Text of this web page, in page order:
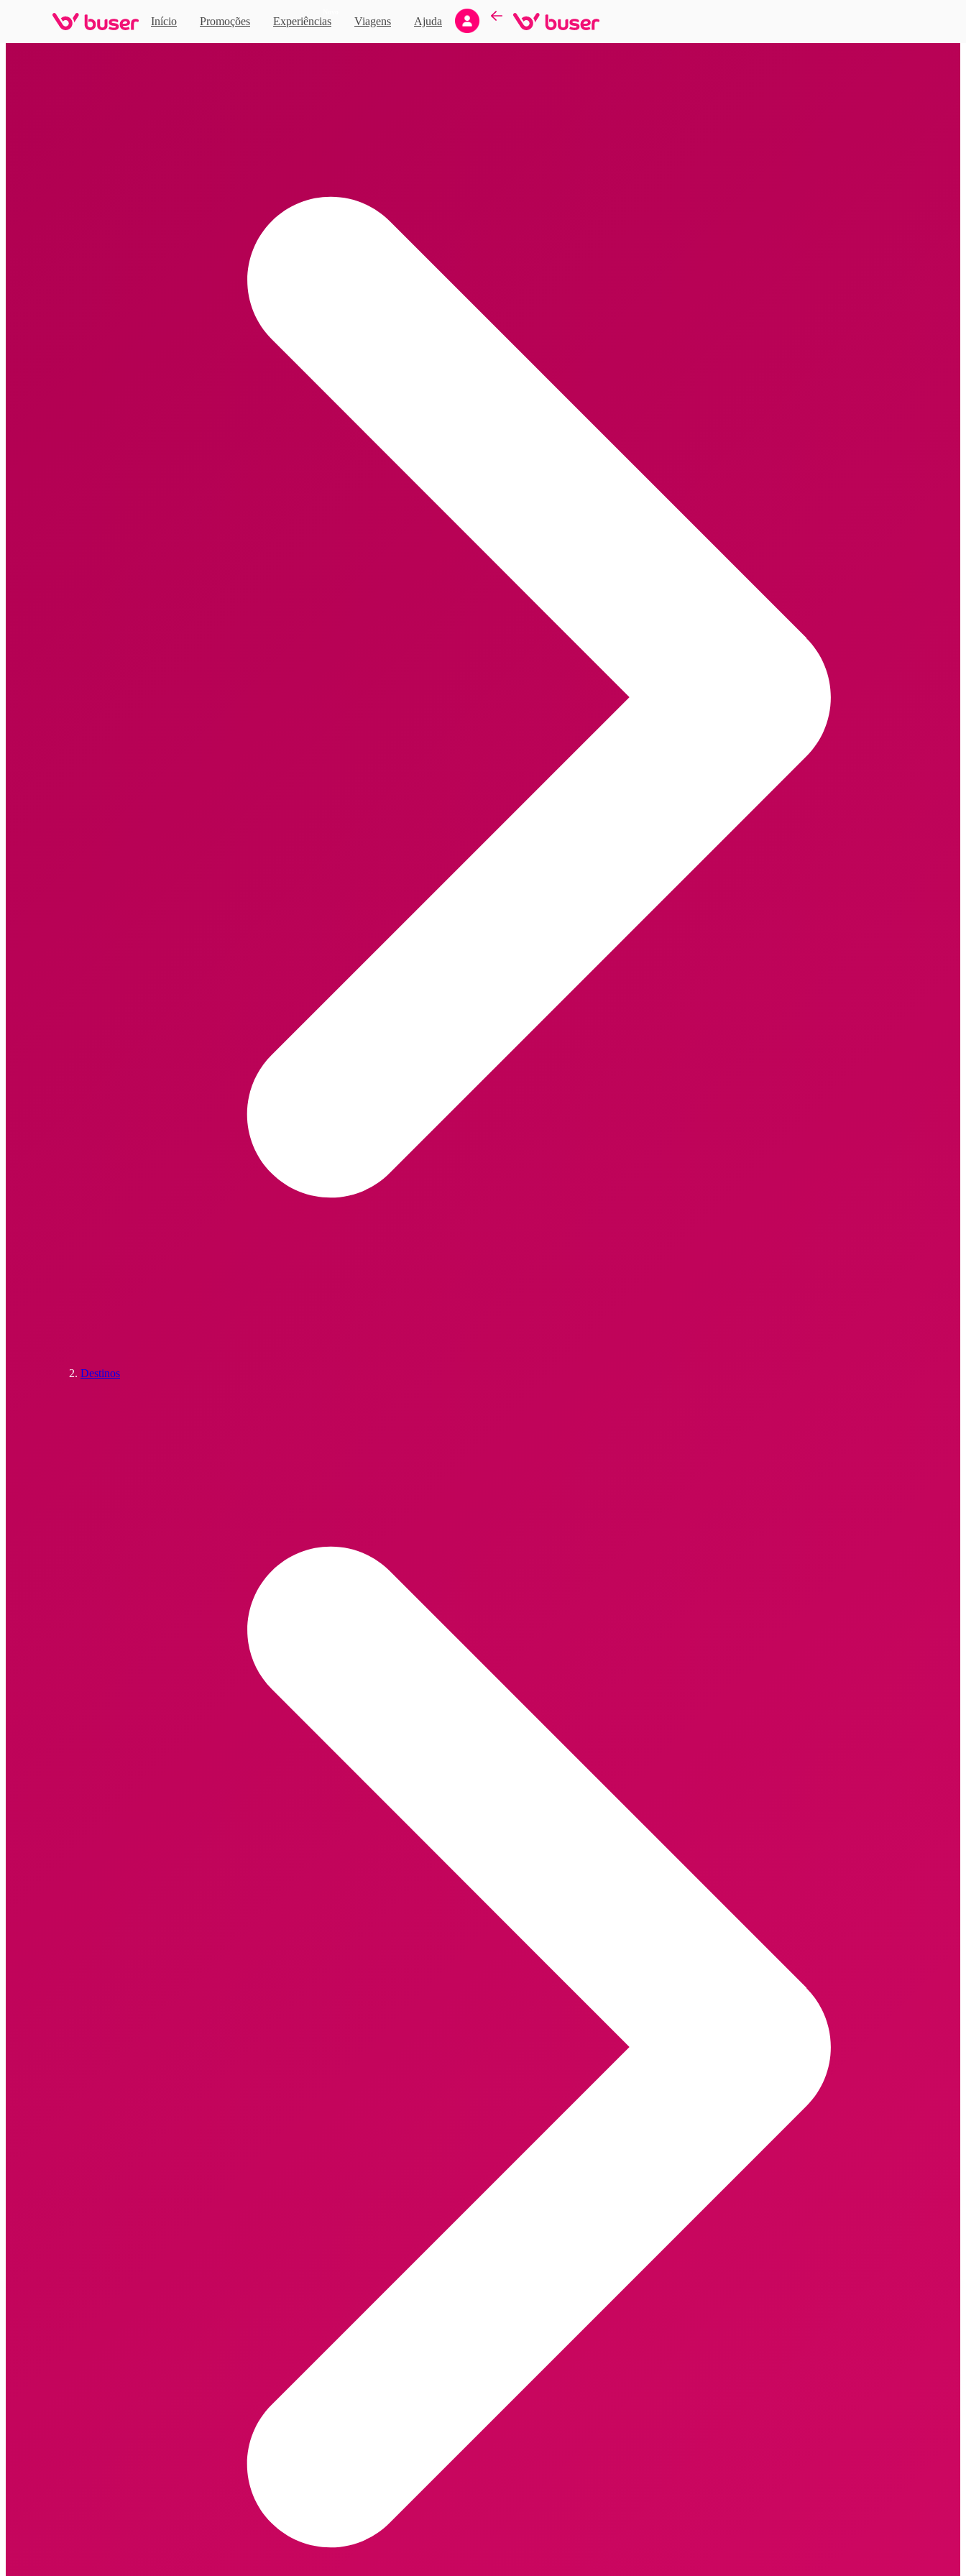
Início Promoções Experiências Viagens Ajuda
Home
Destinos